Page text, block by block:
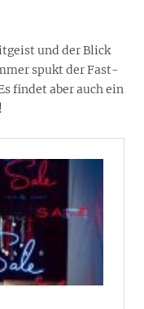
und der Blick
spukt der Fast-
findet aber auch ein